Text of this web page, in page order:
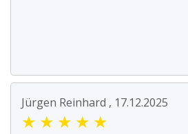
Jürgen Reinhard , 17.12.2025
★ ★ ★ ★ ★